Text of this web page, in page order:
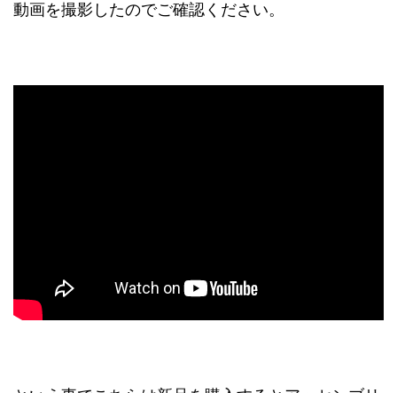
動画を撮影したのでご確認ください。